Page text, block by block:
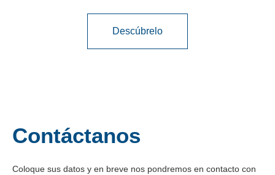
Descúbrelo
Contáctanos
Coloque sus datos y en breve nos pondremos en contacto con